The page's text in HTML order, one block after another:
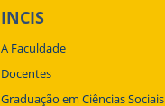
INCIS
A Faculdade
Docentes
Graduação em Ciências Sociais